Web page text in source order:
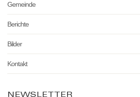
Gemeinde
Berichte
Bilder
Kontakt
NEWSLETTER